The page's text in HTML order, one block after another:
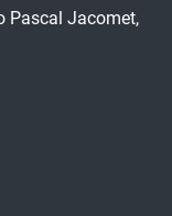
Pascal Jacomet,